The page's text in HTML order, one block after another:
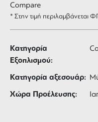
Compare
* Στην τιμή περιλαμβάνεται
Κατηγορία
Εξοπλισμού:
Κατηγορία αξεσουάρ:
Χώρα Προέλευσης: